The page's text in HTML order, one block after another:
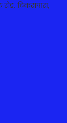
टिकरापारा,